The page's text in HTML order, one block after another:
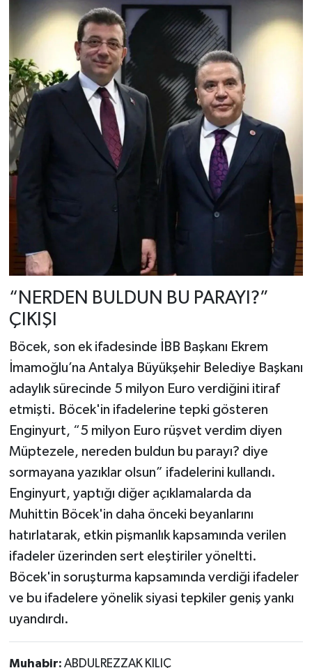
“NERDEN BULDUN BU PARAYI?”
ÇIKIŞI
Böcek, son ek ifadesinde İBB Başkanı Ekrem
İmamoğlu’na Antalya Büyükşehir Belediye Başkanı
adaylık sürecinde 5 milyon Euro verdiğini itiraf
etmişti. Böcek'in ifadelerine tepki gösteren
Enginyurt, “5 milyon Euro rüşvet verdim diyen
Müptezele, nereden buldun bu parayı? diye
sormayana yazıklar olsun” ifadelerini kullandı.
Enginyurt, yaptığı diğer açıklamalarda da
Muhittin Böcek'in daha önceki beyanlarını
hatırlatarak, etkin pişmanlık kapsamında verilen
ifadeler üzerinden sert eleştiriler yöneltti.
Böcek'in soruşturma kapsamında verdiği ifadeler
ve bu ifadelere yönelik siyasi tepkiler geniş yankı
uyandırdı.
Muhabir: ABDULREZZAK KILIÇ